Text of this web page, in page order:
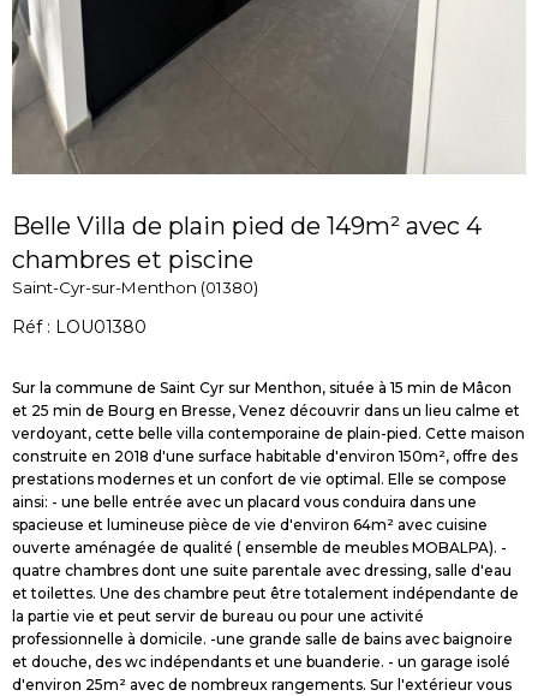
Belle Villa de plain pied de 149m² avec 4
chambres et piscine
Saint-Cyr-sur-Menthon (01380)
Réf : LOU01380
Sur la commune de Saint Cyr sur Menthon, située à 15 min de Mâcon
et 25 min de Bourg en Bresse, Venez découvrir dans un lieu calme et
verdoyant, cette belle villa contemporaine de plain-pied. Cette maison
construite en 2018 d'une surface habitable d'environ 150m², offre des
prestations modernes et un confort de vie optimal. Elle se compose
ainsi: - une belle entrée avec un placard vous conduira dans une
spacieuse et lumineuse pièce de vie d'environ 64m² avec cuisine
ouverte aménagée de qualité ( ensemble de meubles MOBALPA). -
quatre chambres dont une suite parentale avec dressing, salle d'eau
et toilettes. Une des chambre peut être totalement indépendante de
la partie vie et peut servir de bureau ou pour une activité
professionnelle à domicile. -une grande salle de bains avec baignoire
et douche, des wc indépendants et une buanderie. - un garage isolé
d'environ 25m² avec de nombreux rangements. Sur l'extérieur vous